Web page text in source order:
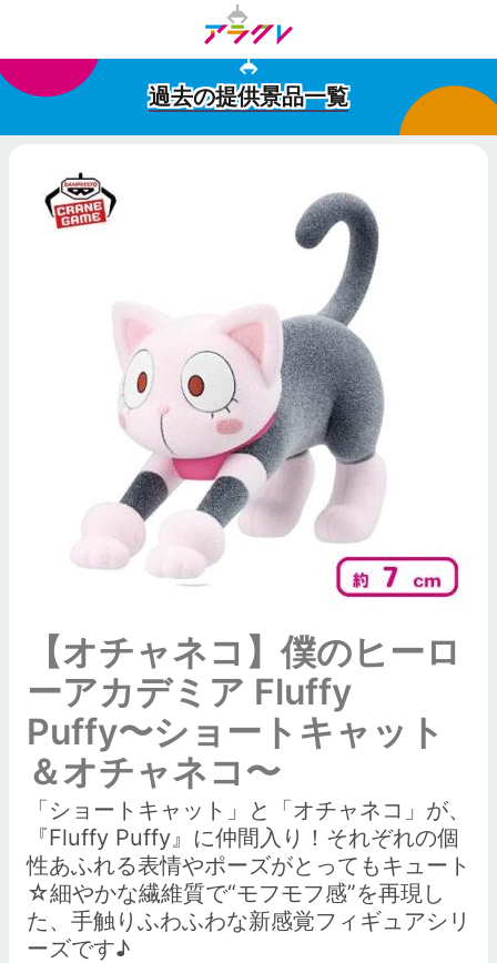
過去の提供景品一覧
【オチャネコ】僕のヒーロ
ーアカデミア Fluffy
Puffy〜ショートキャット
＆オチャネコ〜
「ショートキャット」と「オチャネコ」が、
『Fluffy Puffy』に仲間入り！それぞれの個
性あふれる表情やポーズがとってもキュート
☆細やかな繊維質で“モフモフ感”を再現し
た、手触りふわふわな新感覚フィギュアシリ
ーズです♪